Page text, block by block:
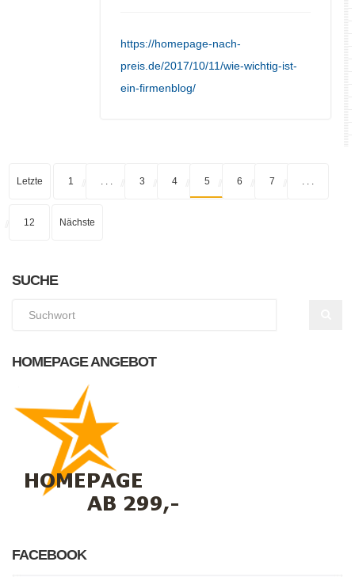
https://homepage-nach-
preis.de/2017/10/11/wie-wichtig-ist-
ein-firmenblog/
Letzte 1 3 4 5 6 7
12 Nächste
SUCHE
HOMEPAGE ANGEBOT
FACEBOOK